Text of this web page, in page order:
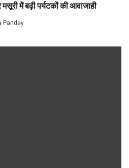
में बढ़ी पर्यटकों की आवाजाही
Pandey